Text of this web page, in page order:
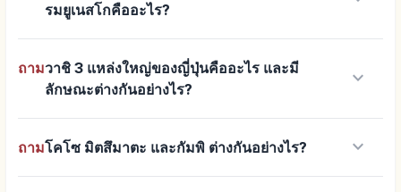
รมยูเนสโกคืออะไร?
ถามวาชิ 3 แหล่งใหญ่ของญี่ปุ่นคืออะไร และมี
ลักษณะต่างกันอย่างไร?
keyboard_arrow_down
ถามโคโซ มิตสึมาตะ และกัมพิ ต่างกันอย่างไร? keyboard_arrow_down